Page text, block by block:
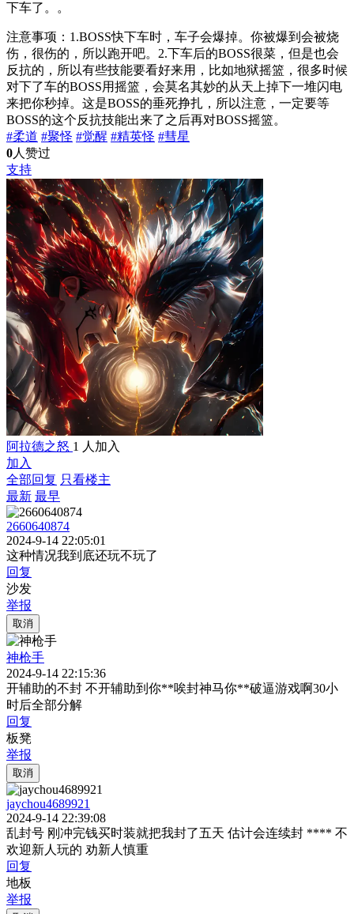
下车了。。
注意事项：1.BOSS快下车时，车子会爆掉。你被爆到会被烧
伤，很伤的，所以跑开吧。2.下车后的BOSS很菜，但是也会
反抗的，所以有些技能要看好来用，比如地狱摇篮，很多时候
对下了车的BOSS用摇篮，会莫名其妙的从天上掉下一堆闪电
来把你秒掉。这是BOSS的垂死挣扎，所以注意，一定要等
BOSS的这个反抗技能出来了之后再对BOSS摇篮。
#柔道 #聚怪 #觉醒 #精英怪 #彗星
0人赞过
支持
阿拉德之怒 1 人加入
加入
全部回复 只看楼主
最新 最早
2660640874
2024-9-14 22:05:01
这种情况我到底还玩不玩了
回复
沙发
举报
取消
神枪手
2024-9-14 22:15:36
开辅助的不封 不开辅助到你**唉封神马你**破逼游戏啊30小
时后全部分解
回复
板凳
举报
取消
jaychou4689921
2024-9-14 22:39:08
乱封号 刚冲完钱买时装就把我封了五天 估计会连续封 **** 不
欢迎新人玩的 劝新人慎重
回复
地板
举报